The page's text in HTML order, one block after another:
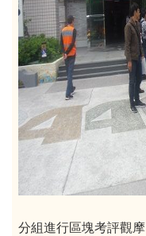
分組進行區塊考評觀摩